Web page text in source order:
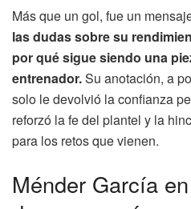
Más que un gol, fue un
las dudas sobre su
por qué sigue siendo una
entrenador.Su anotación, a
solo le devolvió la confianza
reforzó la fe del plantel y la
para los retos que vienen.
Ménder García